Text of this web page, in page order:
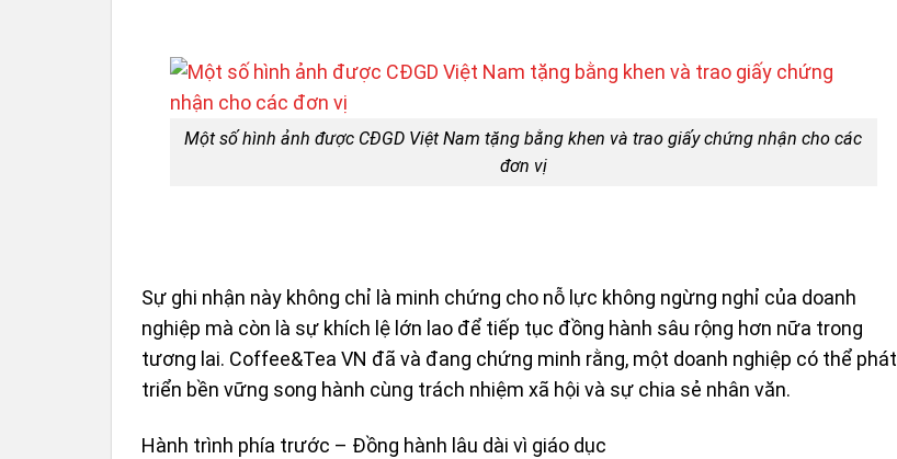
Một số hình ảnh được CĐGD Việt Nam tặng bằng khen và trao giấy chứng nhận cho các
đơn vị
Sự ghi nhận này không chỉ là minh chứng cho nỗ lực không ngừng nghỉ của doanh
nghiệp mà còn là sự khích lệ lớn lao để tiếp tục đồng hành sâu rộng hơn nữa trong
tương lai. Coffee&Tea VN đã và đang chứng minh rằng, một doanh nghiệp có thể phát
triển bền vững song hành cùng trách nhiệm xã hội và sự chia sẻ nhân văn.
Hành trình phía trước – Đồng hành lâu dài vì giáo dục